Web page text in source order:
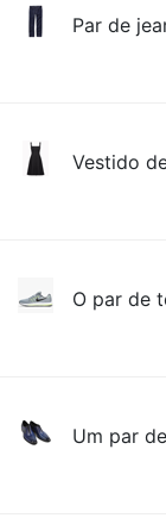
Par de
Vestido
O par de
Um par